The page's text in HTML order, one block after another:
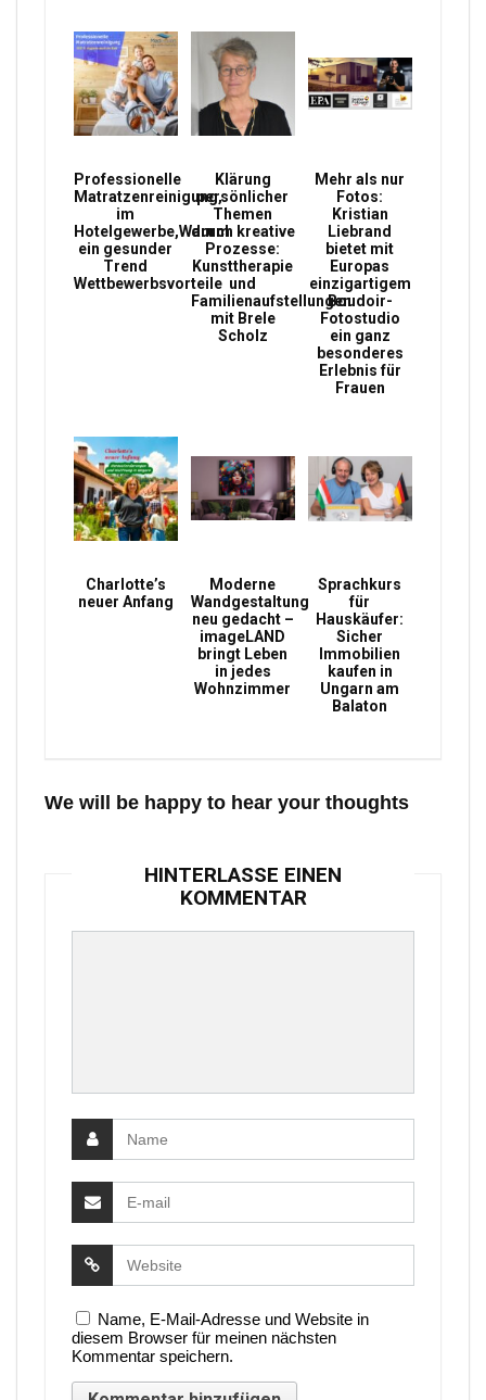
Professionelle
Matratzenreinigung,
im
Hotelgewerbe,Warum
ein gesunder
Trend
Wettbewerbsvorteile
Klärung
persönlicher
Themen
durch kreative
Prozesse:
Kunsttherapie
und
Familienaufstellungen
mit Brele
Scholz
Mehr als nur
Fotos:
Kristian
Liebrand
bietet mit
Europas
einzigartigem
Boudoir-
Fotostudio
ein ganz
besonderes
Erlebnis für
Frauen
Charlotte’s
neuer Anfang
Moderne
Wandgestaltung
neu gedacht –
imageLAND
bringt Leben
in jedes
Wohnzimmer
Sprachkurs
für
Hauskäufer:
Sicher
Immobilien
kaufen in
Ungarn am
Balaton
We will be happy to hear your thoughts
HINTERLASSE EINEN
KOMMENTAR
Name, E-Mail-Adresse und Website in
diesem Browser für meinen nächsten
Kommentar speichern.